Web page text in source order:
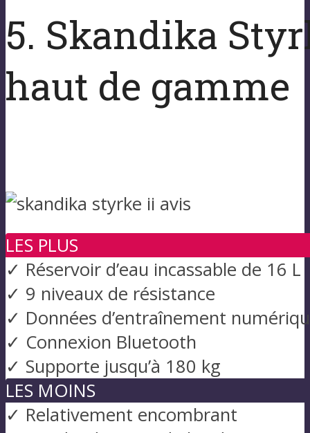
5. Skandika
haut de gamme
LES PLUS
✓ Réservoir d’eau incassable de 16 L
✓ 9 niveaux de résistance
✓ Données d’entraînement
✓ Connexion Bluetooth
✓ Supporte jusqu’à 180 kg
LES MOINS
✓ Relativement encombrant